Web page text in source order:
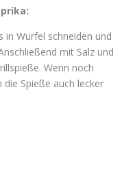
in Würfel schneiden und
mit Salz und
Wenn noch
Spieße auch lecker